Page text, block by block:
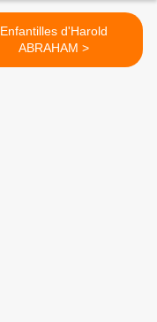
Enfantilles d'Harold
ABRAHAM >